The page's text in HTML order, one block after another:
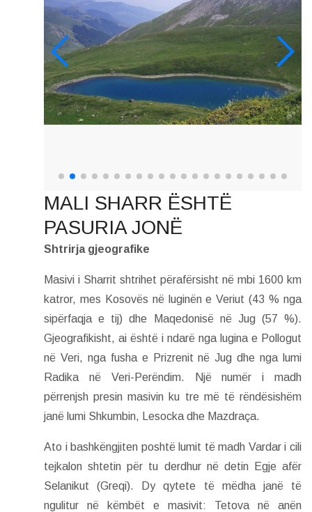
MALI SHARR ËSHTË
PASURIA JONË
Shtrirja gjeografike
Masivi i Sharrit shtrihet përafërsisht në mbi 1600 km
katror, mes Kosovës në luginën e Veriut (43 % nga
sipërfaqja e tij) dhe Maqedonisë në Jug (57 %).
Gjeografikisht, ai është i ndarë nga lugina e Pollogut
në Veri, nga fusha e Prizrenit në Jug dhe nga lumi
Radika në Veri-Perëndim. Një numër i madh
përrenjsh presin masivin ku tre më të rëndësishëm
janë lumi Shkumbin, Lesocka dhe Mazdraça.
Ato i bashkëngjiten poshtë lumit të madh Vardar i cili
tejkalon shtetin për tu derdhur në detin Egje afër
Selanikut (Greqi). Dy qytete të mëdha janë të
ngulitur në këmbët e masivit: Tetova në anën